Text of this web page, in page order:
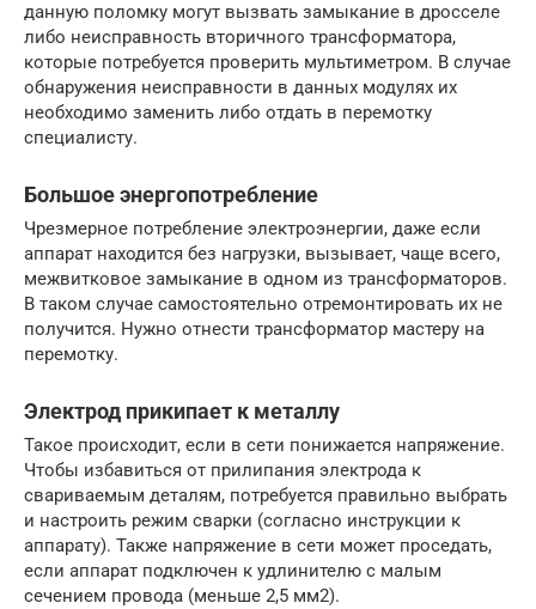
данную поломку могут вызвать замыкание в дросселе
либо неисправность вторичного трансформатора,
которые потребуется проверить мультиметром. В случае
обнаружения неисправности в данных модулях их
необходимо заменить либо отдать в перемотку
специалисту.
Большое энергопотребление
Чрезмерное потребление электроэнергии, даже если
аппарат находится без нагрузки, вызывает, чаще всего,
межвитковое замыкание в одном из трансформаторов.
В таком случае самостоятельно отремонтировать их не
получится. Нужно отнести трансформатор мастеру на
перемотку.
Электрод прикипает к металлу
Такое происходит, если в сети понижается напряжение.
Чтобы избавиться от прилипания электрода к
свариваемым деталям, потребуется правильно выбрать
и настроить режим сварки (согласно инструкции к
аппарату). Также напряжение в сети может проседать,
если аппарат подключен к удлинителю с малым
сечением провода (меньше 2,5 мм2).